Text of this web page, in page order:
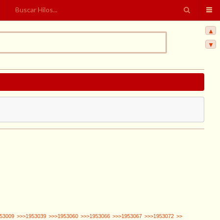
>>>1953039 >>>1953060 >>>1953066 >>>1953067 >>>1953072 >>
▲
▼